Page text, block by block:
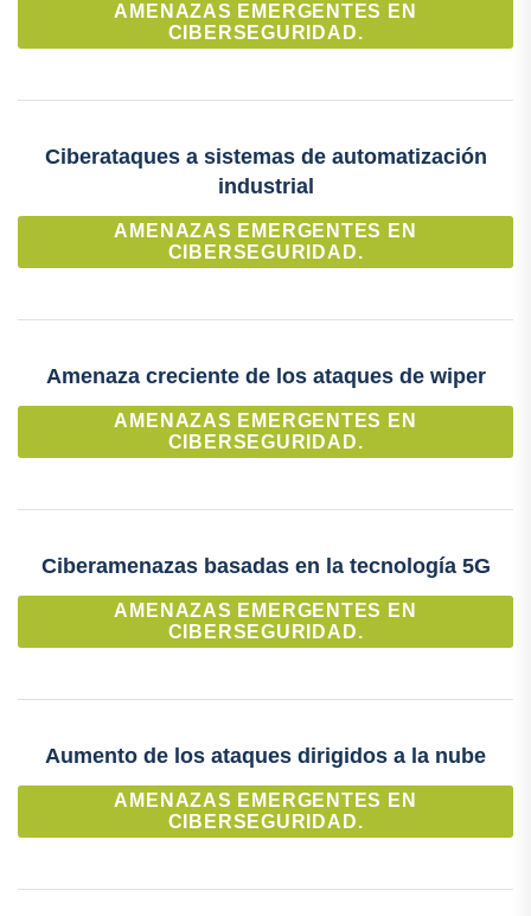
AMENAZAS EMERGENTES EN
CIBERSEGURIDAD.
Ciberataques a sistemas de automatización
industrial
AMENAZAS EMERGENTES EN
CIBERSEGURIDAD.
Amenaza creciente de los ataques de wiper
AMENAZAS EMERGENTES EN
CIBERSEGURIDAD.
Ciberamenazas basadas en la tecnología 5G
AMENAZAS EMERGENTES EN
CIBERSEGURIDAD.
Aumento de los ataques dirigidos a la nube
AMENAZAS EMERGENTES EN
CIBERSEGURIDAD.